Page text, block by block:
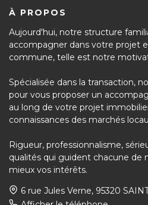
À PROPOS
Aujourd'hui, notre structure
accompagner dans votre projet
commune, telle est notre
Spécialisée dans la transaction,
pour vous proposer un
au long de votre projet
connaissances des marchés
Rigueur, professionnalisme,
qualités qui guident chacune de
mieux vos intérêts.
6 rue Jules Verne, 95320